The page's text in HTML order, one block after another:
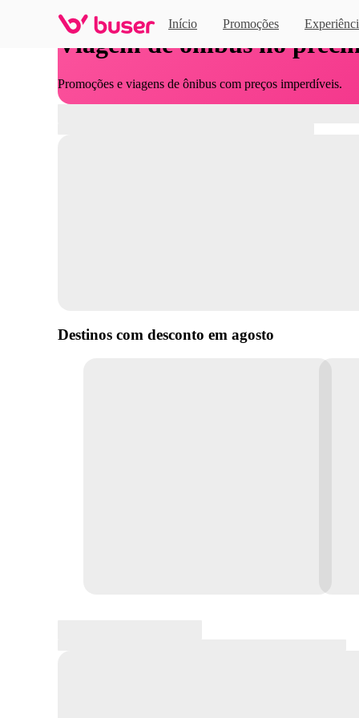
Início Promoções
Viagem de ônibus no
Promoções e viagens de ônibus com preços imperdíveis.
Destinos com desconto em agosto